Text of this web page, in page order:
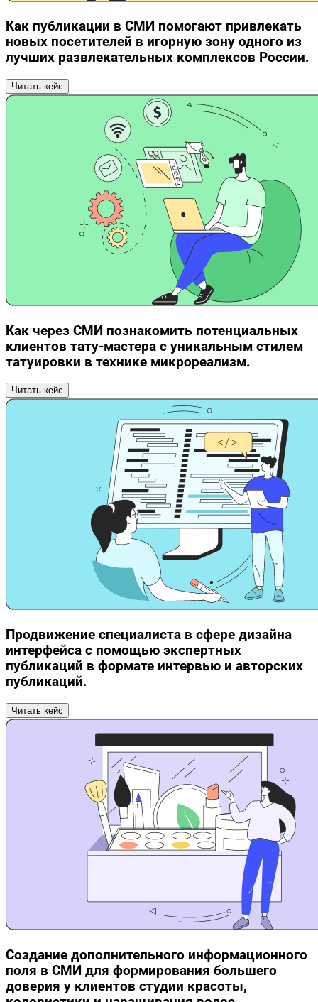
Как публикации в СМИ помогают привлекать
новых посетителей в игорную зону одного из
лучших развлекательных комплексов России.
Читать кейс
Как через СМИ познакомить потенциальных
клиентов тату-мастера с уникальным стилем
татуировки в технике микрореализм.
Читать кейс
Продвижение специалиста в сфере дизайна
интерфейса с помощью экспертных
публикаций в формате интервью и авторских
публикаций.
Читать кейс
Создание дополнительного информационного
поля в СМИ для формирования большего
доверия у клиентов студии красоты,